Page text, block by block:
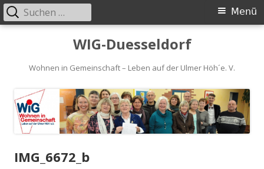
WIG-Duesseldorf
Wohnen in Gemeinschaft – Leben auf der Ulmer Höh´e. V.
Primäres
Menü
Suchen
nach:
IMG_6672_b